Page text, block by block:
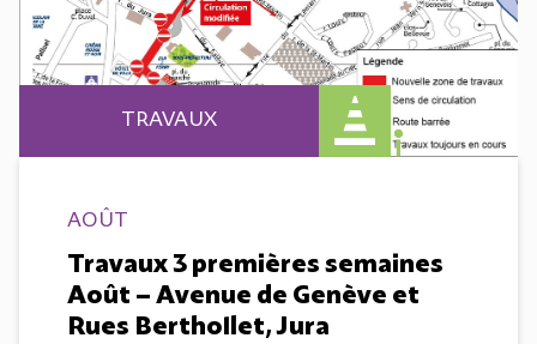
TRAVAUX
AOÛT
Travaux 3 premières semaines
Août – Avenue de Genève et
Rues Berthollet, Jura